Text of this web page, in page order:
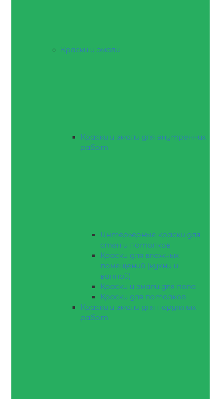
Краски и эмали
Краски и эмали для внутренних
работ
Интерьерные краски для
стен и потолков
Краски для влажных
помещений (кухни и
ванной)
Краски и эмали для пола
Краски для потолков
Краски и эмали для наружных
работ